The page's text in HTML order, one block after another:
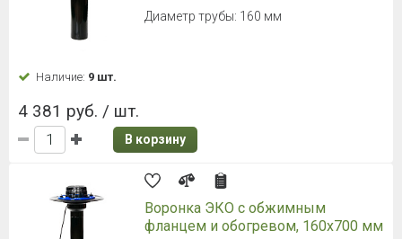
Диаметр трубы: 160 мм
Наличие: 9 шт.
4 381 руб. / шт.
В корзину
Воронка ЭКО с обжимным
фланцем и обогревом, 160х700 мм